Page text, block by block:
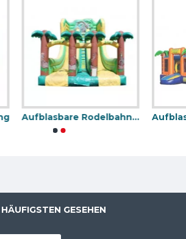
Aufblasbare Rodelbahnen JungleTitanic Aufblasbare Rutsche
GESEHEN